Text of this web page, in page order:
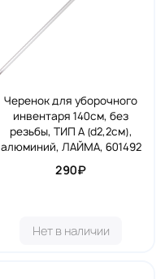
Черенок для уборочного
инвентаря 140см, без
резьбы, ТИП A (d2,2см),
алюминий, ЛАЙМА, 601492
290₽
Нет в наличии